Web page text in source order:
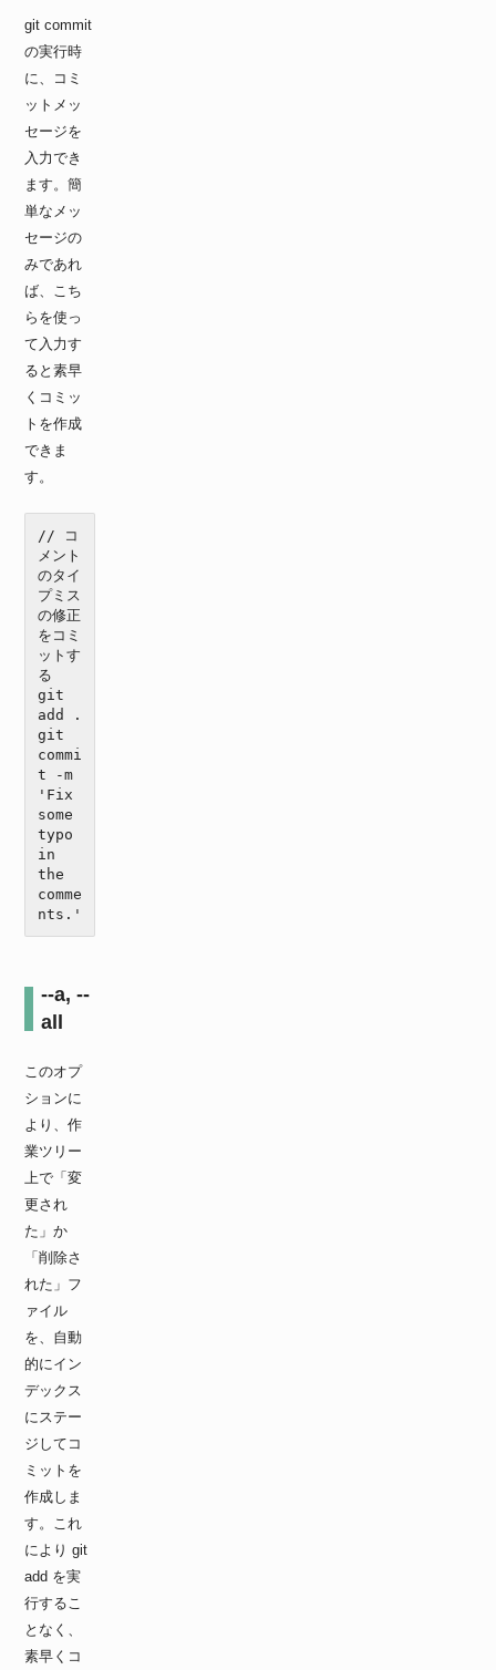
git commit
の実行時
に、コミ
ットメッ
セージを
入力でき
ます。簡
単なメッ
セージの
みであれ
ば、こち
らを使っ
て入力す
ると素早
くコミッ
トを作成
できま
す。
// コ
メント
のタイ
プミス
の修正
をコミ
ットす
る
git
add .
git
commi
t -m
'Fix
some
typo
in
the
comme
nts.'
--a, --
all
このオプ
ションに
より、作
業ツリー
上で「変
更され
た」か
「削除さ
れた」フ
ァイル
を、自動
的にイン
デックス
にステー
ジしてコ
ミットを
作成しま
す。これ
により git
add を実
行するこ
となく、
素早くコ